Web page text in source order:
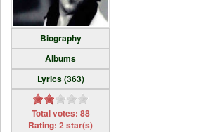
Biography
Albums
Lyrics (363)
Total votes: 88
Rating: 2 star(s)